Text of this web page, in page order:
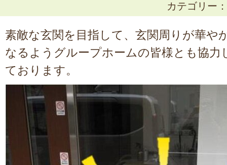
カテゴリ
素敵な玄関を目指して、玄関周りが華や
なるようグループホームの皆様とも協力
ております。